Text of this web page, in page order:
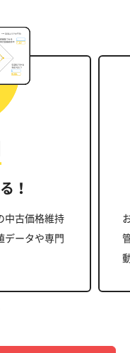
！
中古価格維持
データや専門